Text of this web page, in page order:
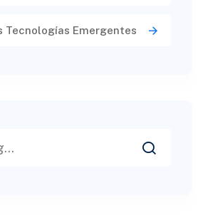
Tecnologías Emergentes